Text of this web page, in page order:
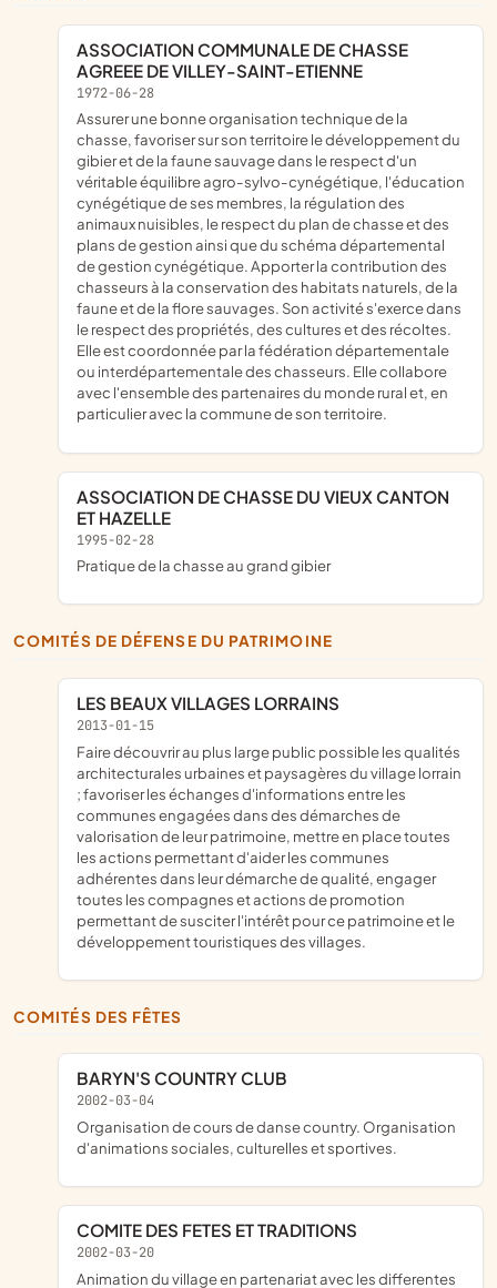
ASSOCIATION COMMUNALE DE CHASSE
AGREEE DE VILLEY-SAINT-ETIENNE
1972-06-28
Assurer une bonne organisation technique de la
chasse, favoriser sur son territoire le développement du
gibier et de la faune sauvage dans le respect d'un
véritable équilibre agro-sylvo-cynégétique, l'éducation
cynégétique de ses membres, la régulation des
animaux nuisibles, le respect du plan de chasse et des
plans de gestion ainsi que du schéma départemental
de gestion cynégétique. Apporter la contribution des
chasseurs à la conservation des habitats naturels, de la
faune et de la flore sauvages. Son activité s'exerce dans
le respect des propriétés, des cultures et des récoltes.
Elle est coordonnée par la fédération départementale
ou interdépartementale des chasseurs. Elle collabore
avec l'ensemble des partenaires du monde rural et, en
particulier avec la commune de son territoire.
ASSOCIATION DE CHASSE DU VIEUX CANTON
ET HAZELLE
1995-02-28
Pratique de la chasse au grand gibier
COMITÉS DE DÉFENSE DU PATRIMOINE
LES BEAUX VILLAGES LORRAINS
2013-01-15
faire découvrir au plus large public possible les qualités
architecturales urbaines et paysagères du village lorrain
; favoriser les échanges d'informations entre les
communes engagées dans des démarches de
valorisation de leur patrimoine, mettre en place toutes
les actions permettant d'aider les communes
adhérentes dans leur démarche de qualité, engager
toutes les compagnes et actions de promotion
permettant de susciter l'intérêt pour ce patrimoine et le
développement touristiques des villages.
COMITÉS DES FÊTES
BARYN'S COUNTRY CLUB
2002-03-04
Organisation de cours de danse country. Organisation
d'animations sociales, culturelles et sportives.
COMITE DES FETES ET TRADITIONS
2002-03-20
animation du village en partenariat avec les differentes